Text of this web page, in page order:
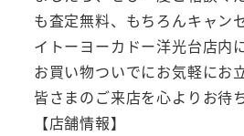
も査定無料、もちろんキャン
イトーヨーカドー洋光台店内
お買い物ついでにお気軽にお
皆さまのご来店を心よりお待
【店舗情報】